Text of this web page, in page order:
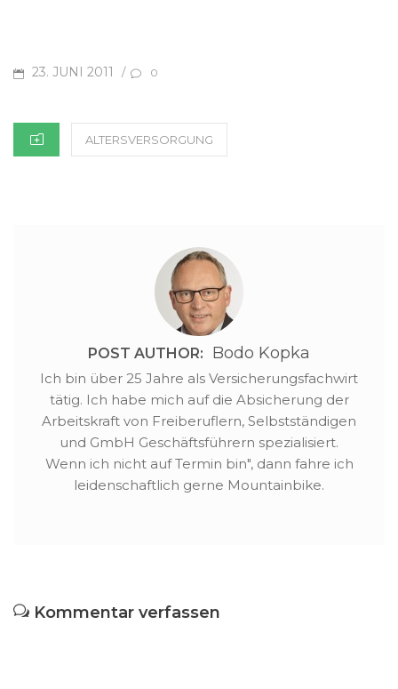
POSTED
23. JUNI 2011 / 0
CATEGORIES
ALTERSVERSORGUNG
POST AUTHOR: Bodo Kopka
Ich bin über 25 Jahre als Versicherungsfachwirt
tätig. Ich habe mich auf die Absicherung der
Arbeitskraft von Freiberuflern, Selbstständigen
und GmbH Geschäftsführern spezialisiert.
Wenn ich nicht auf Termin bin", dann fahre ich
leidenschaftlich gerne Mountainbike.
Kommentar verfassen